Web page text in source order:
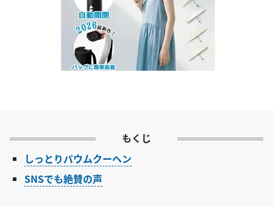
もくじ
しっとりバウムクーヘン
SNSでも絶賛の声